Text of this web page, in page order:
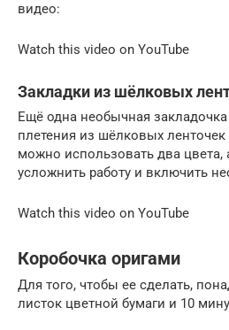
видео:
Watch this video on YouTube
Закладки из шёлковых
Ещё одна необычная закладочка
плетения из шёлковых
можно использовать два
усложнить работу и включить
Watch this video on YouTube
Коробочка оригами
Для того, чтобы ее сделать,
листок цветной бумаги и 10